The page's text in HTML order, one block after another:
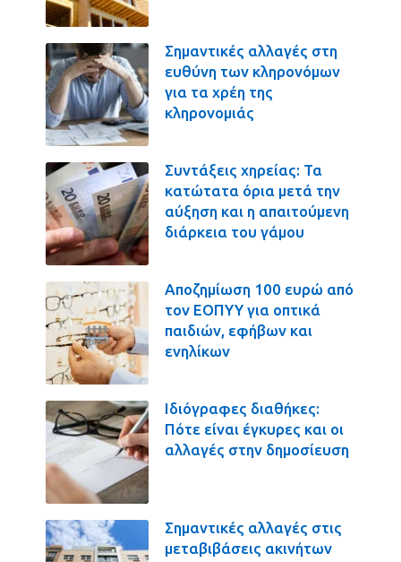
Σημαντικές αλλαγές στη
ευθύνη των κληρονόμων
για τα χρέη της
κληρονομιάς
Συντάξεις χηρείας: Τα
κατώτατα όρια μετά την
αύξηση και η απαιτούμενη
διάρκεια του γάμου
Αποζημίωση 100 ευρώ από
τον ΕΟΠΥΥ για οπτικά
παιδιών, εφήβων και
ενηλίκων
Ιδιόγραφες διαθήκες:
Πότε είναι έγκυρες και οι
αλλαγές στην δημοσίευση
Σημαντικές αλλαγές στις
μεταβιβάσεις ακινήτων